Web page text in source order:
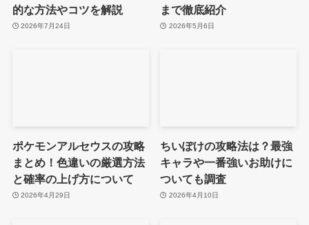
的な方法やコツを解説
2026年7月24日
まで徹底紹介
2026年5月6日
ポケモンアルセウスの攻略
まとめ！色違いの厳選方法
と確率の上げ方について
2026年4月29日
ちいぽけの攻略法は？最強
キャラや一番強いお助けに
ついても調査
2026年4月10日